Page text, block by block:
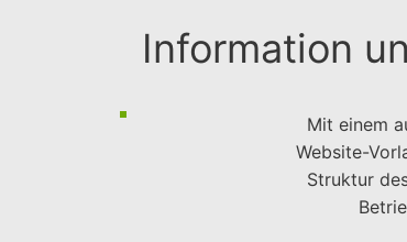
Information
Mit einem
Website-
Struktur